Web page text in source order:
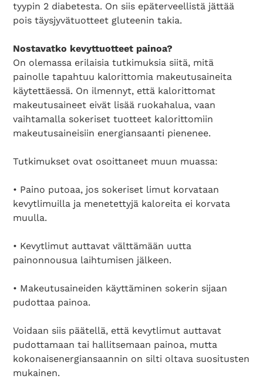
tyypin 2 diabetesta. On siis epäterveellistä jättää
pois täysjyvätuotteet gluteenin takia.
Nostavatko kevyttuotteet painoa?
On olemassa erilaisia tutkimuksia siitä, mitä
painolle tapahtuu kalorittomia makeutusaineita
käytettäessä. On ilmennyt, että kalorittomat
makeutusaineet eivät lisää ruokahalua, vaan
vaihtamalla sokeriset tuotteet kalorittomiin
makeutusaineisiin energiansaanti pienenee.
Tutkimukset ovat osoittaneet muun muassa:
• Paino putoaa, jos sokeriset limut korvataan
kevytlimuilla ja menetettyjä kaloreita ei korvata
muulla.
• Kevytlimut auttavat välttämään uutta
painonnousua laihtumisen jälkeen.
• Makeutusaineiden käyttäminen sokerin sijaan
pudottaa painoa.
Voidaan siis päätellä, että kevytlimut auttavat
pudottamaan tai hallitsemaan painoa, mutta
kokonaisenergiansaannin on silti oltava suositusten
mukainen.